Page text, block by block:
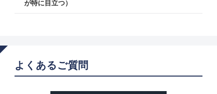
が特に目立つ）
よくあるご質問